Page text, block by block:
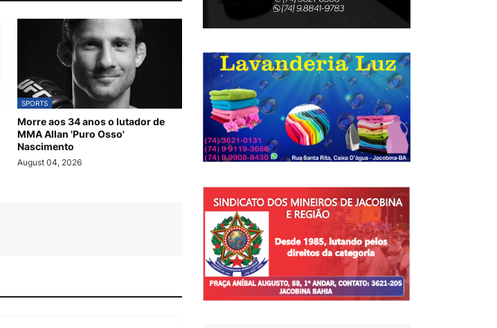
SPORTS
Morre aos 34 anos o lutador de
MMA Allan 'Puro Osso'
Nascimento
August 04, 2026